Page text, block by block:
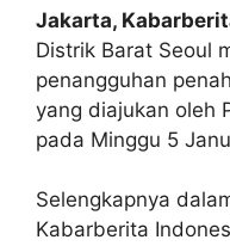
Jakarta,
Distrik Barat Seoul
penangguhan
yang diajukan oleh
pada Minggu 5
Selengkapnya
Kabarberita